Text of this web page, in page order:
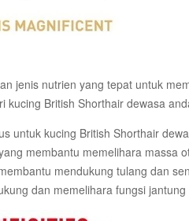
jenis nutrien yang tepat untuk
kucing British Shorthair dewasa
untuk kucing British Shorthair
membantu memelihara
mendukung tulang dan
dan memelihara fungsi